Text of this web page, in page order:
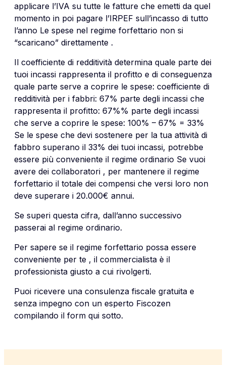
applicare l’IVA su tutte le fatture che emetti da quel
momento in poi pagare l’IRPEF sull’incasso di tutto
l’anno Le spese nel regime forfettario non si
“scaricano” direttamente .
Il coefficiente di redditività determina quale parte dei
tuoi incassi rappresenta il profitto e di conseguenza
quale parte serve a coprire le spese: coefficiente di
redditività per i fabbri: 67% parte degli incassi che
rappresenta il profitto: 67%% parte degli incassi
che serve a coprire le spese: 100% – 67% = 33%
Se le spese che devi sostenere per la tua attività di
fabbro superano il 33% dei tuoi incassi, potrebbe
essere più conveniente il regime ordinario Se vuoi
avere dei collaboratori , per mantenere il regime
forfettario il totale dei compensi che versi loro non
deve superare i 20.000€ annui.
Se superi questa cifra, dall’anno successivo
passerai al regime ordinario.
Per sapere se il regime forfettario possa essere
conveniente per te , il commercialista è il
professionista giusto a cui rivolgerti.
Puoi ricevere una consulenza fiscale gratuita e
senza impegno con un esperto Fiscozen
compilando il form qui sotto.